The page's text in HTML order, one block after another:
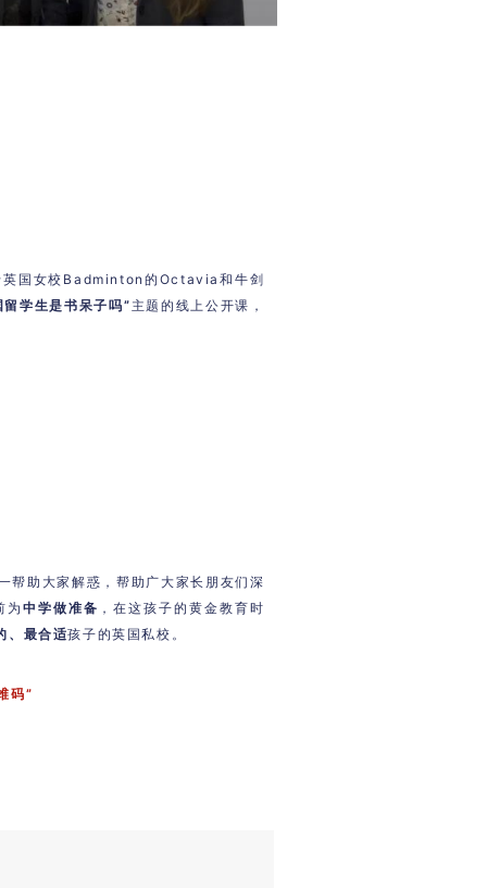
英国女校Badminton的Octavia和牛剑
学生是书呆子吗” 主题的线上公开课 ，
助大家解惑，帮助广大家长朋友们深
为 中学做准备 ，在这孩子的黄金教育时
、最合适孩子的英国私校。
码”